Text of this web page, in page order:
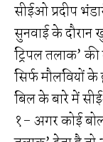
सीईओ प्रदीप
सुनवाई के दौरान
ट्रिपल तलाक’
सिर्फ मौलवियों के
बिल के बारे में
१- अगर कोई